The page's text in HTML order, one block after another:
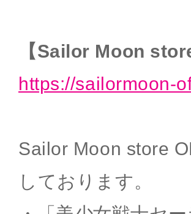
【Sailor Moon
https://sailormoon-
Sailor Moon store
しております。